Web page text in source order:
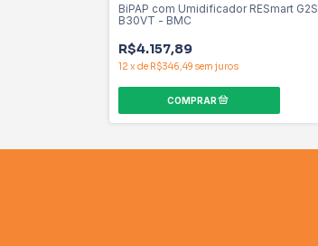
BiPAP com Umidificador RESmart G2S
B30VT - BMC
R$4.157,89
12 x de R$346,49 sem juros